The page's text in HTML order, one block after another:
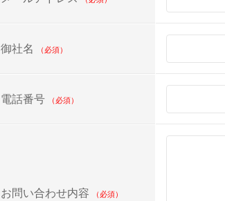
御社名 （必須）
電話番号 （必須）
お問い合わせ内容 （必須）